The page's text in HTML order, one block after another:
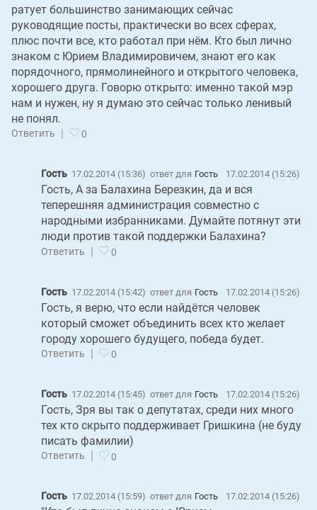
ратует большинство занимающих сейчас
руководящие посты, практически во всех сферах,
плюс почти все, кто работал при нём. Кто был лично
знаком с Юрием Владимировичем, знают его как
порядочного, прямолинейного и открытого человека,
хорошего друга. Говорю открыто: именно такой мэр
нам и нужен, ну я думаю это сейчас только ленивый
не понял.
Ответить | 0
Гость 17.02.2014 (15:36) ответ для Гость 17.02.2014 (15:26)
Гость, А за Балахина Березкин, да и вся
теперешняя администрация совместно с
народными избранниками. Думайте потянут эти
люди против такой поддержки Балахина?
Ответить | 0
Гость 17.02.2014 (15:42) ответ для Гость 17.02.2014 (15:26)
Гость, я верю, что если найдётся человек
который сможет объединить всех кто желает
городу хорошего будущего, победа будет.
Ответить | 0
Гость 17.02.2014 (15:45) ответ для Гость 17.02.2014 (15:26)
Гость, Зря вы так о депутатах, среди них много
тех кто скрыто поддерживает Гришкина (не буду
писать фамилии)
Ответить 0
Гость 17.02.2014 (15:59) ответ для Гость 17.02.2014 (15:26)